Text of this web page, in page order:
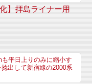
】拝島ライナー用
平日上りのみに縮小す
出して新宿線の2000系